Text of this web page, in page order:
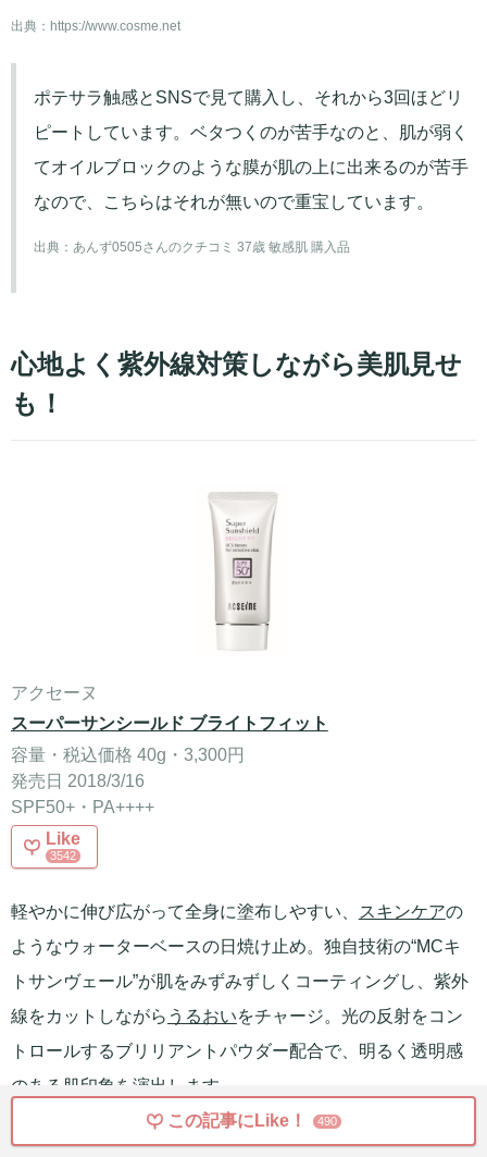
出典： https://www.cosme.net
ポテサラ触感とSNSで見て購入し、それから3回ほどリ
ピートしています。ベタつくのが苦手なのと、肌が弱く
てオイルブロックのような膜が肌の上に出来るのが苦手
なので、こちらはそれが無いので重宝しています。
出典： あんず0505さんのクチコミ 37歳 敏感肌 購入品
心地よく紫外線対策しながら美肌見せ
も！
アクセーヌ
スーパーサンシールド ブライトフィット
容量・税込価格 40g・3,300円
発売日 2018/3/16
SPF50+・PA++++
Like
3542
軽やかに伸び広がって全身に塗布しやすい、 スキンケアの
ようなウォーターベースの日焼け止め。独自技術の“MCキ
トサンヴェール”が肌をみずみずしくコーティングし、紫外
線をカットしながら うるおいをチャージ。光の反射をコン
トロールするブリリアントパウダー配合で、明るく透明感
のある肌印象を演出します。
この記事にLike！
490